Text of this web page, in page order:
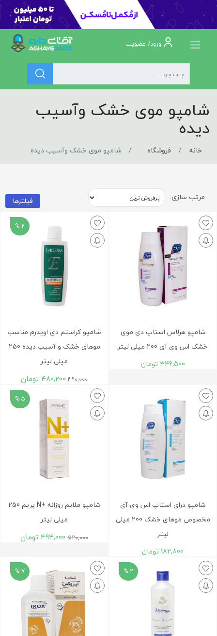
ورود/ عضویت
شامپو موی خشک وآسیب
دیده
خانه فروشگاه شامپو موی خشک وآسیب دیده
مرتب سازی: فیلترها
شامپو هرلاس استاپ دی موی
خشک اس وی آی 200 میلی لیتر
346,500 تومان
2 %
شامپو کراستم دی اویدرم مناسب
موهای خشک و آسیب دیده 250
میلی لیتر
490,000
480,200 تومان
شامپو درای استاپ اس وی آی
مخصوص موهای خشک 200 میلی
لیتر
182,800 تومان
5 %
شامپو ملایم روزانه +N پریم 250
میلی لیتر
520,000
494,000 تومان
2 %
7 %